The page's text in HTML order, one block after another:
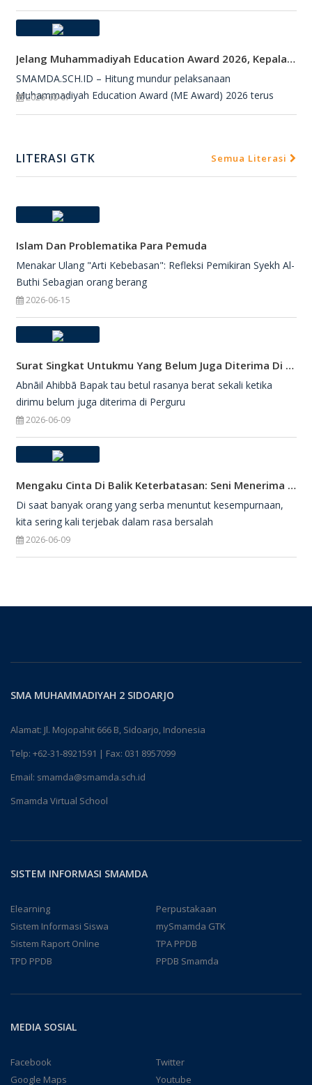
Jelang Muhammadiyah Education Award 2026, Kepala SMAMDA Sidoarjo Suntik Semangat Kontingen
SMAMDA.SCH.ID – Hitung mundur pelaksanaan
Muhammadiyah Education Award (ME Award) 2026 terus
2026-08-07
LITERASI GTK Semua Literasi
Islam Dan Problematika Para Pemuda
Menakar Ulang "Arti Kebebasan": Refleksi Pemikiran Syekh Al-
Buthi Sebagian orang berang
2026-06-15
Surat Singkat Untukmu Yang Belum Juga Diterima Di Perguruan Tinggi
Abnāil Ahibbā Bapak tau betul rasanya berat sekali ketika
dirimu belum juga diterima di Perguru
2026-06-09
Mengaku Cinta Di Balik Keterbatasan: Seni Menerima Diri Di Hadapan Ilahi
Di saat banyak orang yang serba menuntut kesempurnaan,
kita sering kali terjebak dalam rasa bersalah
2026-06-09
SMA MUHAMMADIYAH 2 SIDOARJO
Alamat: Jl. Mojopahit 666 B, Sidoarjo, Indonesia
Telp: +62-31-8921591 | Fax: 031 8957099
Email: smamda@smamda.sch.id
Smamda Virtual School
SISTEM INFORMASI SMAMDA
Elearning
Perpustakaan
Sistem Informasi Siswa
mySmamda GTK
Sistem Raport Online
TPA PPDB
TPD PPDB
PPDB Smamda
MEDIA SOSIAL
Facebook
Twitter
Google Maps
Youtube